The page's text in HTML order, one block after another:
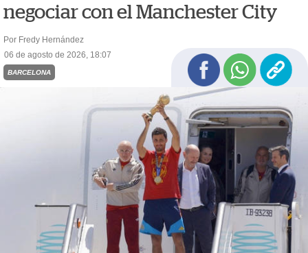
negociar con el Manchester City
Por Fredy Hernández
06 de agosto de 2026, 18:07
BARCELONA